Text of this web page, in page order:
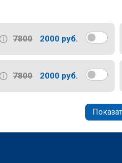
7800 2000 руб.
7800 2000 руб.